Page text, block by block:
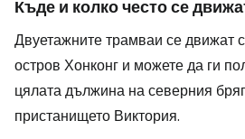
Къде и колко често се
Двуетажните трамваи се движат
остров Хонконг и можете да ги
цялата дължина на северния
пристанището Виктория.